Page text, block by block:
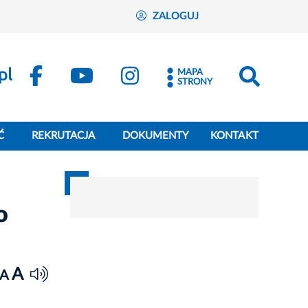
ZALOGUJ
MAPA
STRONY
REKRUTACJA DOKUMENTY KONTAKT
A